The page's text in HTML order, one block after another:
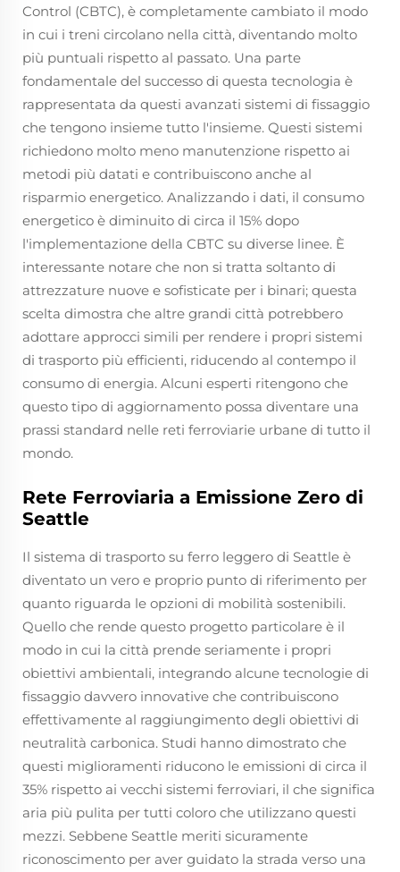
Control (CBTC), è completamente cambiato il modo
in cui i treni circolano nella città, diventando molto
più puntuali rispetto al passato. Una parte
fondamentale del successo di questa tecnologia è
rappresentata da questi avanzati sistemi di fissaggio
che tengono insieme tutto l'insieme. Questi sistemi
richiedono molto meno manutenzione rispetto ai
metodi più datati e contribuiscono anche al
risparmio energetico. Analizzando i dati, il consumo
energetico è diminuito di circa il 15% dopo
l'implementazione della CBTC su diverse linee. È
interessante notare che non si tratta soltanto di
attrezzature nuove e sofisticate per i binari; questa
scelta dimostra che altre grandi città potrebbero
adottare approcci simili per rendere i propri sistemi
di trasporto più efficienti, riducendo al contempo il
consumo di energia. Alcuni esperti ritengono che
questo tipo di aggiornamento possa diventare una
prassi standard nelle reti ferroviarie urbane di tutto il
mondo.
Rete Ferroviaria a Emissione Zero di
Seattle
Il sistema di trasporto su ferro leggero di Seattle è
diventato un vero e proprio punto di riferimento per
quanto riguarda le opzioni di mobilità sostenibili.
Quello che rende questo progetto particolare è il
modo in cui la città prende seriamente i propri
obiettivi ambientali, integrando alcune tecnologie di
fissaggio davvero innovative che contribuiscono
effettivamente al raggiungimento degli obiettivi di
neutralità carbonica. Studi hanno dimostrato che
questi miglioramenti riducono le emissioni di circa il
35% rispetto ai vecchi sistemi ferroviari, il che significa
aria più pulita per tutti coloro che utilizzano questi
mezzi. Sebbene Seattle meriti sicuramente
riconoscimento per aver guidato la strada verso una